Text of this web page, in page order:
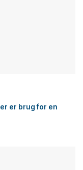
er brug for en